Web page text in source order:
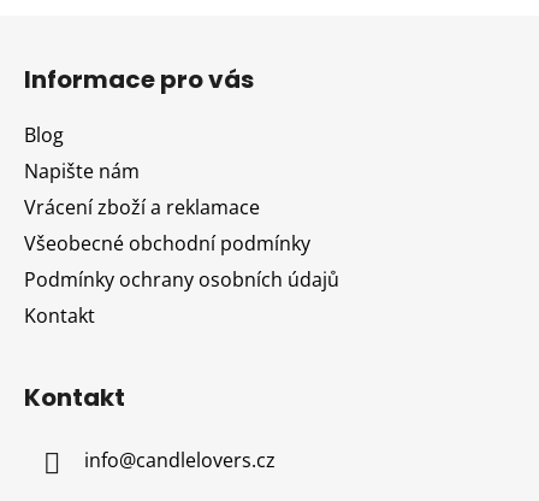
Informace pro vás
Blog
Napište nám
Vrácení zboží a reklamace
Všeobecné obchodní podmínky
Podmínky ochrany osobních údajů
Kontakt
Kontakt
info@candlelovers.cz